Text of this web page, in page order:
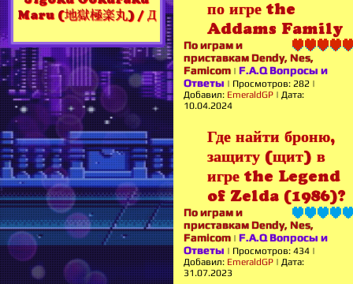
Maru (地獄極楽丸) / Д
по игре the
Addams Family
По играм и
приставкам Dendy, Nes,
Famicom | F.A.Q Вопросы и
Ответы | Просмотров: 282 |
Добавил: EmeraldGP | Дата:
10.04.2024
Где найти броню,
защиту (щит) в
игре the Legend
of Zelda (1986)?
По играм и
приставкам Dendy, Nes,
Famicom | F.A.Q Вопросы и
Ответы | Просмотров: 434 |
Добавил: EmeraldGP | Дата:
31.07.2023